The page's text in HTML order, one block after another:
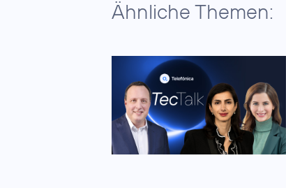
Ähnliche Themen: